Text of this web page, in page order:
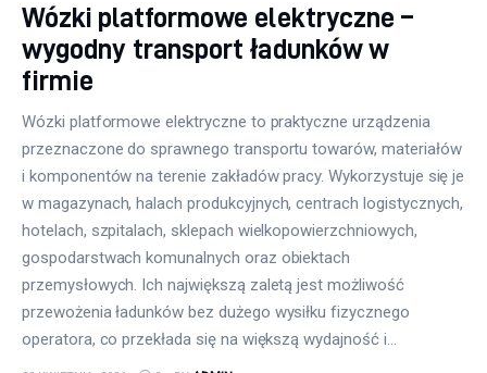
Wózki platformowe elektryczne –
wygodny transport ładunków w
firmie
Wózki platformowe elektryczne to praktyczne urządzenia
przeznaczone do sprawnego transportu towarów, materiałów
i komponentów na terenie zakładów pracy. Wykorzystuje się je
w magazynach, halach produkcyjnych, centrach logistycznych,
hotelach, szpitalach, sklepach wielkopowierzchniowych,
gospodarstwach komunalnych oraz obiektach
przemysłowych. Ich największą zaletą jest możliwość
przewożenia ładunków bez dużego wysiłku fizycznego
operatora, co przekłada się na większą wydajność i…